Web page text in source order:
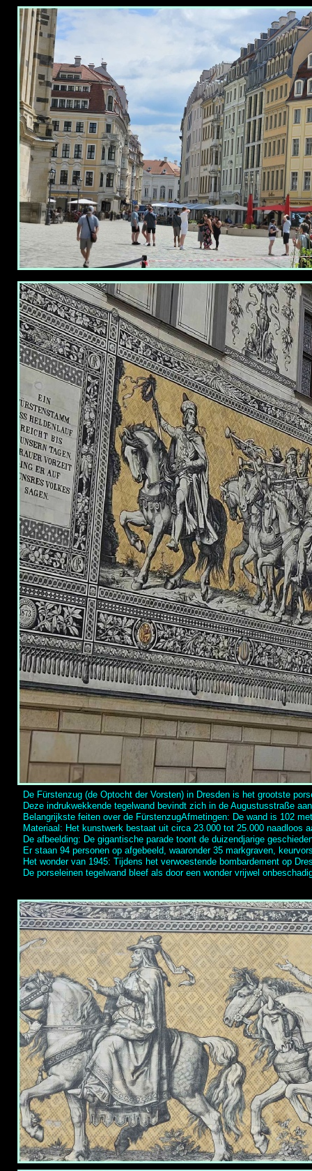
De Fürstenzug (de Optocht der Vorsten) in Dresden is het grootste
Deze indrukwekkende tegelwand bevindt zich in de Augustusstraße
Belangrijkste feiten over de FürstenzugAfmetingen: De wand is 102
Materiaal: Het kunstwerk bestaat uit circa 23.000 tot 25.000 naadloos
De afbeelding: De gigantische parade toont de duizendjarige
Er staan 94 personen op afgebeeld, waaronder 35 markgraven,
Het wonder van 1945: Tijdens het verwoestende bombardement op
De porseleinen tegelwand bleef als door een wonder vrijwel